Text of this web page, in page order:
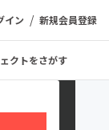
イン / 新規会員登録
クトをさがす